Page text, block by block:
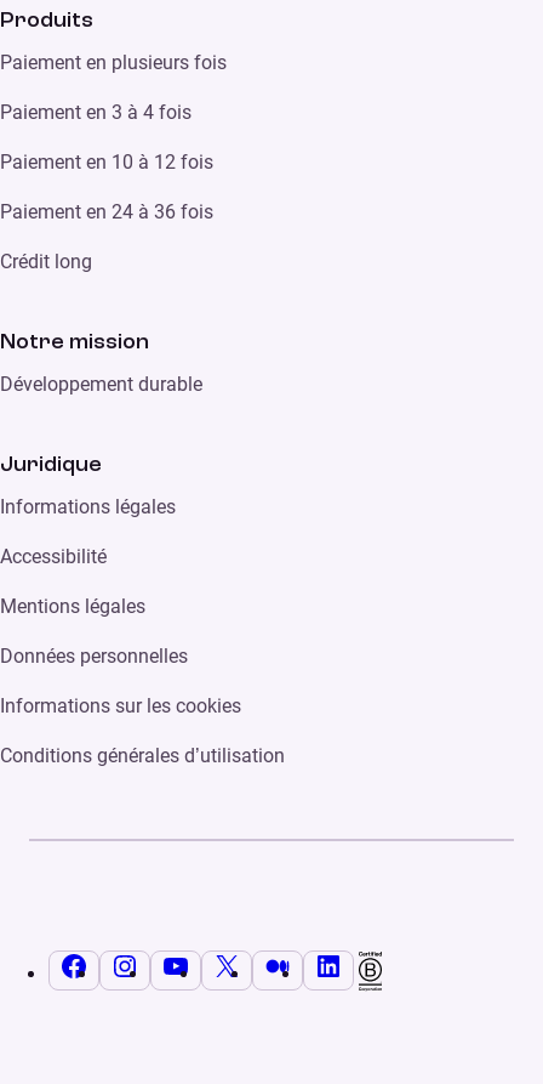
Produits
Paiement en plusieurs fois
Paiement en 3 à 4 fois
Paiement en 10 à 12 fois
Paiement en 24 à 36 fois
Crédit long
Notre mission
Développement durable
Juridique
Informations légales
Accessibilité
Mentions légales
Données personnelles
Informations sur les cookies
Conditions générales d’utilisation
FacebookInstagramYouTube MediumLinkedIn